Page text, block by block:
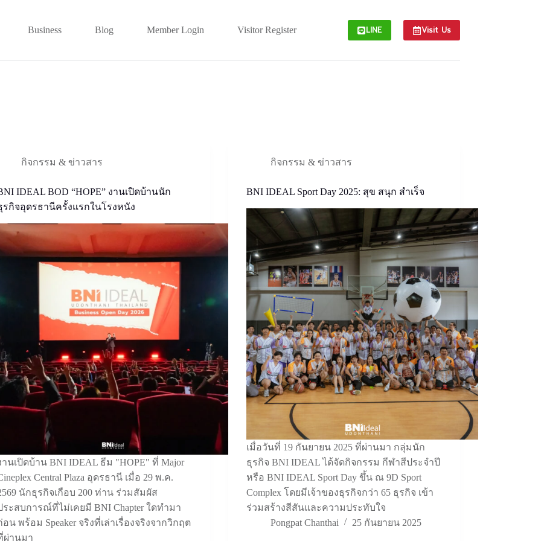
Business Blog Member Login Visitor Register LINE Visit Us
กิจกรรม & ข่าวสาร
IDEAL BOD “HOPE” งานเปิดบ้านนัก
รกิจอุดรธานีครั้งแรกในโรงหนัง
านเปิดบ้าน BNI IDEAL ธีม "HOPE" ที่ Major
Central Plaza อุดรธานี เมื่อ 29 พ.ค.
นักธุรกิจเกือบ 200 ท่าน ร่วมสัมผัส
ระสบการณ์ที่ไม่เคยมี BNI Chapter ใดทำมา
อน พร้อม Speaker จริงที่เล่าเรื่องจริงจากวิกฤต
ผ่านมา
กิจกรรม & ข่าวสาร
BNI IDEAL Sport Day 2025: สุข สนุก สำเร็จ
เมื่อวันที่ 19 กันยายน 2025 ที่ผ่านมา กลุ่มนัก
ธุรกิจ BNI IDEAL ได้จัดกิจกรรม กีฬาสีประจำปี
หรือ BNI IDEAL Sport Day ขึ้น ณ 9D Sport
Complex โดยมีเจ้าของธุรกิจกว่า 65 ธุรกิจ เข้า
ร่วมสร้างสีสันและความประทับใจ
Pongpat Chanthai
25 กันยายน 2025